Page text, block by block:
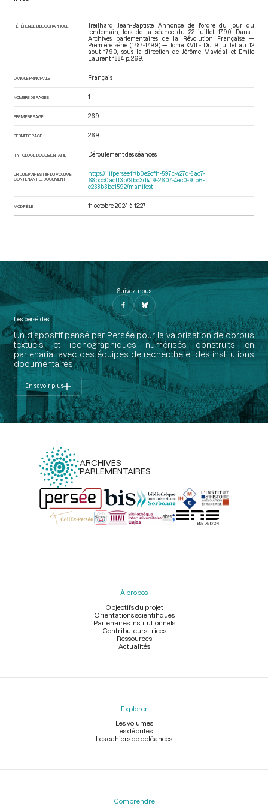
RÉFÉRENCE BIBLIOGRAPHIQUE
Treilhard Jean-Baptiste. Annonce de l'ordre du jour du
lendemain, lors de la séance du 22 juillet 1790. Dans :
Archives parlementaires de la Révolution Française —
Première série (1787-1799) — Tome XVII - Du 9 juillet au 12
aout 1790
, sous la direction de Jérôme Mavidal et Emile
Laurent. 1884. p. 269.
LANGUE PRINCIPALE Français
NOMBRE DE PAGES 1
PREMIÈRE PAGE 269
DERNIÈRE PAGE 269
TYPOLOGIE DOCUMENTAIRE Déroulement des séances
URI DU MANIFEST IIIF DU VOLUME
CONTENANT LE DOCUMENT
https://iiif.persee.fr/b0e2cf11-597c-427d-8ac7-
68bcc0acf13b/9bc3d419-2607-4ec0-9fb6-
c238b3be1592/manifest
MODIFIÉ LE 11 octobre 2024 à 12:27
Suivez-nous
Les perséides
Un dispositif pensé par Persée pour la valorisation de corpus
textuels et iconographiques numérisés construits en
partenariat avec des équipes de recherche et des institutions
documentaires.
En savoir plus
ARCHIVES
PARLEMENTAIRES
Menu
À propos
Objectifs du projet
Orientations scientifiques
Partenaires institutionnels
Contributeurs-trices
Ressources
Actualités
Explorer
Les volumes
Les députés
Les cahiers de doléances
Comprendre